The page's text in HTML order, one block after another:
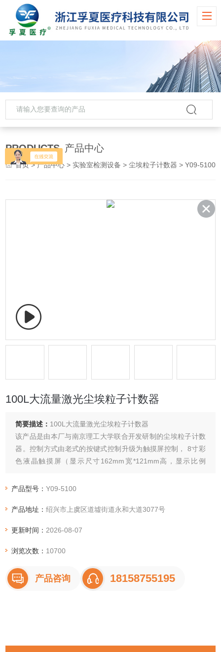
PRODUCTS 产品中心
首页>产品中心 > 实验室检测设备 >尘埃粒子计数器 > Y09-5100100L大流量激光尘埃粒子计数器
100L大流量激光尘埃粒子计数器
简要描述： 100L大流量激光尘埃粒子计数器
该产品是由本厂与南京理工大学联合开发研制的尘埃粒子计数
器。控制方式由老式的按键式控制升级为触摸屏控制， 8寸彩
色液晶触摸屏（显示尺寸162mm宽*121mm高，显示比例
产品型号：Y09-5100
产品地址：绍兴市上虞区道墟街道永和大道3077号
更新时间： 2026-08-07
浏览次数： 10700
产品咨询 18158755195